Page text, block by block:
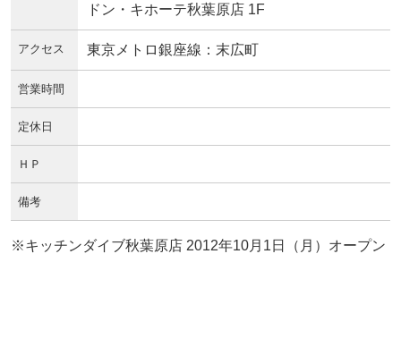
ドン・キホーテ秋葉原店 1F
アクセス 東京メトロ銀座線：末広町
営業時間
定休日
ＨＰ
備考
※キッチンダイブ秋葉原店 2012年10月1日（月）オープン